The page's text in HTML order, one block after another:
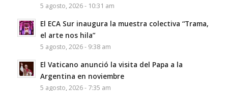
5 agosto, 2026 - 10:31 am
El ECA Sur inaugura la muestra colectiva “Trama,
el arte nos hila”
5 agosto, 2026 - 9:38 am
El Vaticano anunció la visita del Papa a la
Argentina en noviembre
5 agosto, 2026 - 7:35 am